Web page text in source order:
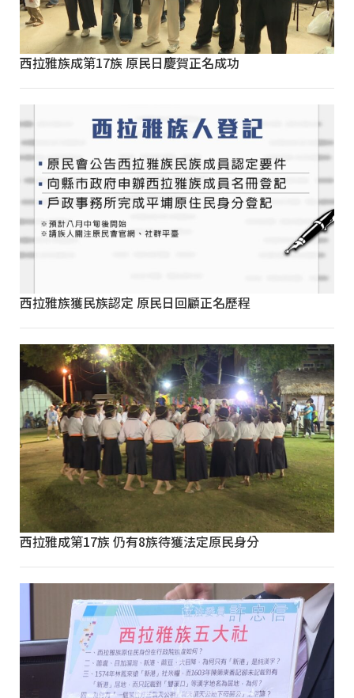
西拉雅族成第17族 原民日慶賀正名成功
西拉雅族獲民族認定 原民日回顧正名歷程
西拉雅成第17族 仍有8族待獲法定原民身分